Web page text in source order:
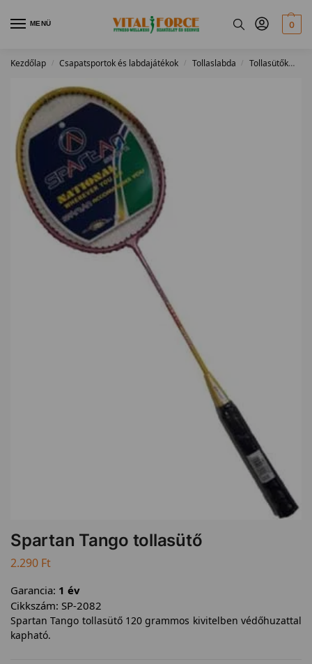
MENÜ 0
Kezdőlap / Csapatsportok és labdajátékok / Tollaslabda / Tollasütők
Spartan Tango tollasütő
2.290 Ft
Garancia: 1 év
Cikkszám: SP-2082
Spartan Tango tollasütő 120 grammos kivitelben védőhuzattal
kapható.